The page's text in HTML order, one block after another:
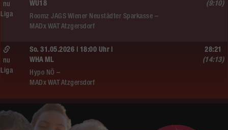
WU18
Roomz JAGS Wiener Neustädter Sparkasse –
MADx WAT Atzgersdorf
nu
Liga
(9:10)
So. 31.05.2026 | 18:00 Uhr |
WHA ML
Hypo NÖ –
MADx WAT Atzgersdorf
nu
Liga
28:21
(14:13)